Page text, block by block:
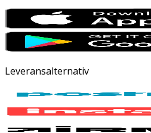
Leveransalternativ